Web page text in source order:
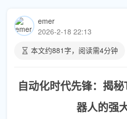
emer
2026-2-18 22:13
本文约881 字，阅读需4分钟
自动化时代先锋：揭
器人的强